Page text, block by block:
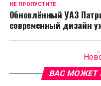
НЕ ПРОПУСТИТЕ
Обновлённый УАЗ
современный дизайн
ВАС МОЖЕТ